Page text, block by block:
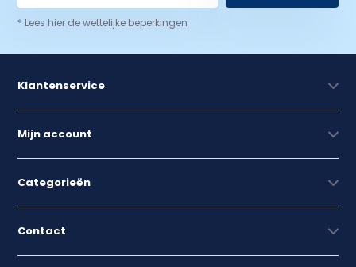
* Lees hier de wettelijke beperkingen
Klantenservice
Mijn account
Categorieën
Contact